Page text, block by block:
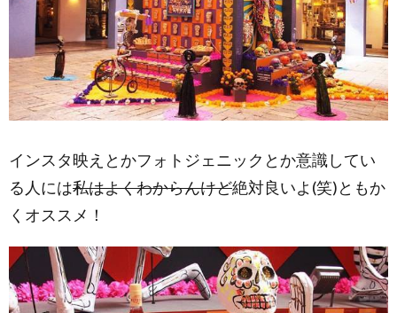
インスタ映えとかフォトジェニックとか意識してい
る人には私はよくわからんけど絶対良いよ(笑)ともか
くオススメ！